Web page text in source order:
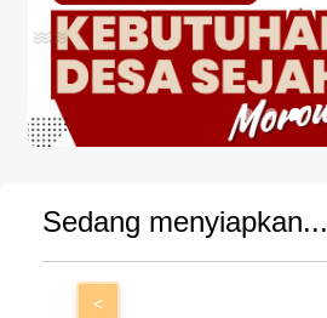
Sedang menyiapkan...
<